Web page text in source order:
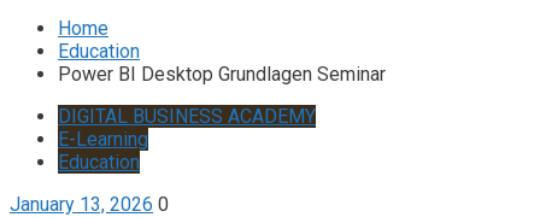
Home
Education
Power BI Desktop Grundlagen Seminar
DIGITAL BUSINESS ACADEMY
E-Learning
Education
January 13, 2026 0